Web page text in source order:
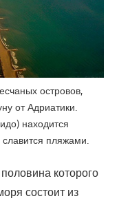
островов,
от Адриатики.
находится
пляжами.
которого
состоит из